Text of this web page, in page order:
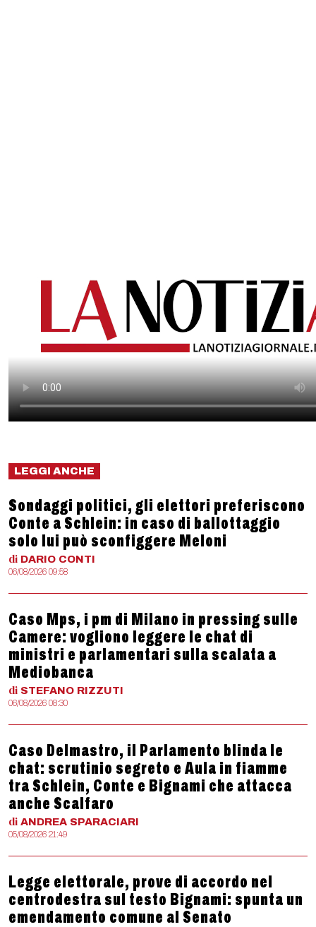
LEGGI ANCHE
Sondaggi politici, gli elettori preferiscono
Conte a Schlein: in caso di ballottaggio
solo lui può sconfiggere Meloni
di DARIO CONTI
06/08/2026 09:58
Caso Mps, i pm di Milano in pressing sulle
Camere: vogliono leggere le chat di
ministri e parlamentari sulla scalata a
Mediobanca
di STEFANO RIZZUTI
06/08/2026 08:30
Caso Delmastro, il Parlamento blinda le
chat: scrutinio segreto e Aula in fiamme
tra Schlein, Conte e Bignami che attacca
anche Scalfaro
di ANDREA SPARACIARI
05/08/2026 21:49
Legge elettorale, prove di accordo nel
centrodestra sul testo Bignami: spunta un
emendamento comune al Senato